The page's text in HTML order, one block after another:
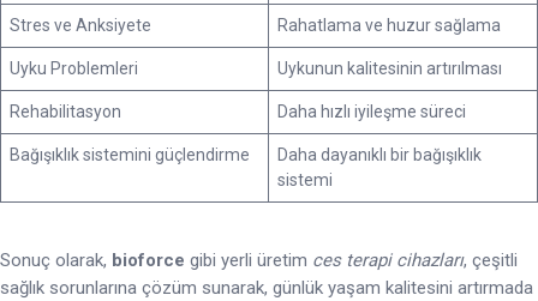
Stres ve Anksiyete Rahatlama ve huzur sağlama
Uyku Problemleri Uykunun kalitesinin artırılması
Rehabilitasyon Daha hızlı iyileşme süreci
Bağışıklık sistemini güçlendirme
Daha dayanıklı bir bağışıklık
sistemi
Sonuç olarak, bioforce gibi yerli üretim ces terapi cihazları, çeşitli
sağlık sorunlarına çözüm sunarak, günlük yaşam kalitesini artırmada